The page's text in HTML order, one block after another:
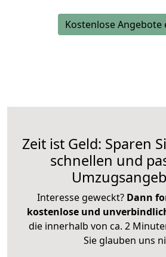
Kostenlose Angebote
Zeit ist Geld: Sparen
schnellen und
Interesse geweckt? Dann
kostenlose und
die innerhalb von ca. 2
Sie glauben uns